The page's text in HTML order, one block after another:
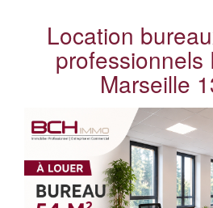
Location
professionnels
Marseille